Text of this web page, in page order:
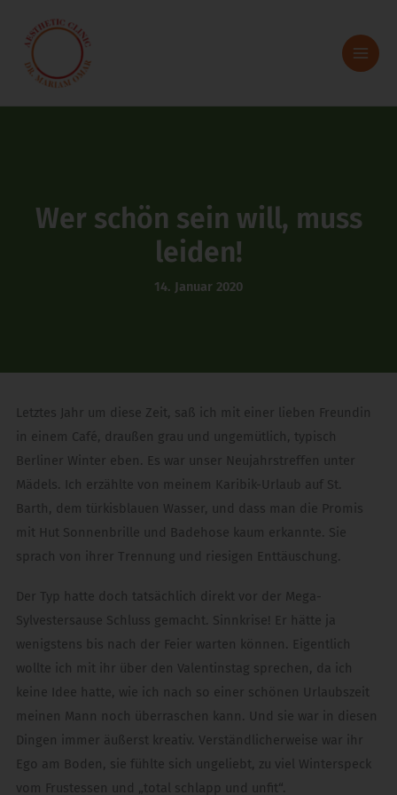
Inhalt
springen
Wer schön sein will, muss
leiden!
14. Januar 2020
Letztes Jahr um diese Zeit, saß ich mit einer lieben Freundin
in einem Café, draußen grau und ungemütlich, typisch
Berliner Winter eben. Es war unser Neujahrstreffen unter
Mädels. Ich erzählte von meinem Karibik-Urlaub auf St.
Barth, dem türkisblauen Wasser, und dass man die Promis
mit Hut Sonnenbrille und Badehose kaum erkannte. Sie
sprach von ihrer Trennung und riesigen Enttäuschung.
Der Typ hatte doch tatsächlich direkt vor der Mega-
Sylvestersause Schluss gemacht. Sinnkrise! Er hätte ja
wenigstens bis nach der Feier warten können. Eigentlich
wollte ich mit ihr über den Valentinstag sprechen, da ich
keine Idee hatte, wie ich nach so einer schönen Urlaubszeit
meinen Mann noch überraschen kann. Und sie war in diesen
Dingen immer äußerst kreativ. Verständlicherweise war ihr
Ego am Boden, sie fühlte sich ungeliebt, zu viel Winterspeck
vom Frustessen und „total schlapp und unfit“.